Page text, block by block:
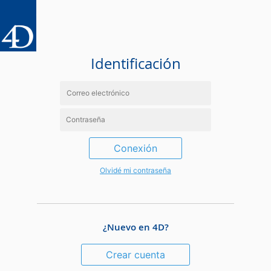
Identificación
Conexión
Olvidé mi contraseña
¿Nuevo en 4D?
Crear cuenta